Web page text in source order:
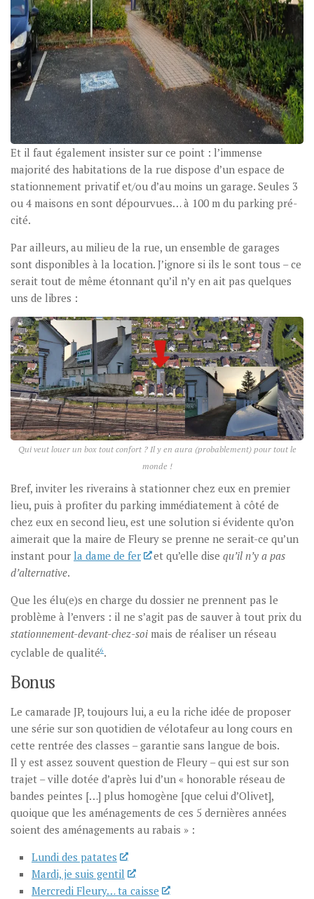
Et il faut également insister sur ce point : l’immense
majorité des habitations de la rue dispose d’un espace de
stationnement privatif et/ou d’au moins un garage. Seules 3
ou 4 maisons en sont dépourvues… à 100 m du parking pré-
cité.
Par ailleurs, au milieu de la rue, un ensemble de garages
sont disponibles à la location. J’ignore si ils le sont tous – ce
serait tout de même étonnant qu’il n’y en ait pas quelques
uns de libres :
Qui veut louer un box tout confort ? Il y en aura (probablement) pour tout le
monde !
Bref, inviter les riverains à stationner chez eux en premier
lieu, puis à profiter du parking immédiatement à côté de
chez eux en second lieu, est une solution si évidente qu’on
aimerait que la maire de Fleury se prenne ne serait-ce qu’un
instant pour la dame de fer et qu’elle disequ’il n’y a pas
d’alternative.
Que les élu(e)s en charge du dossier ne prennent pas le
problème à l’envers : il ne s’agit pas de sauver à tout prix du
stationnement-devant-chez-soi mais de réaliser un réseau
cyclable de qualité6.
Bonus
Le camarade JP, toujours lui, a eu la riche idée de proposer
une série sur son quotidien de vélotafeur au long cours en
cette rentrée des classes – garantie sans langue de bois.
Il y est assez souvent question de Fleury – qui est sur son
trajet – ville dotée d’après lui d’un « honorable réseau de
bandes peintes […] plus homogène [que celui d’Olivet],
quoique que les aménagements de ces 5 dernières années
soient des aménagements au rabais » :
Lundi des patates
Mardi, je suis gentil
Mercredi Fleury… ta caisse